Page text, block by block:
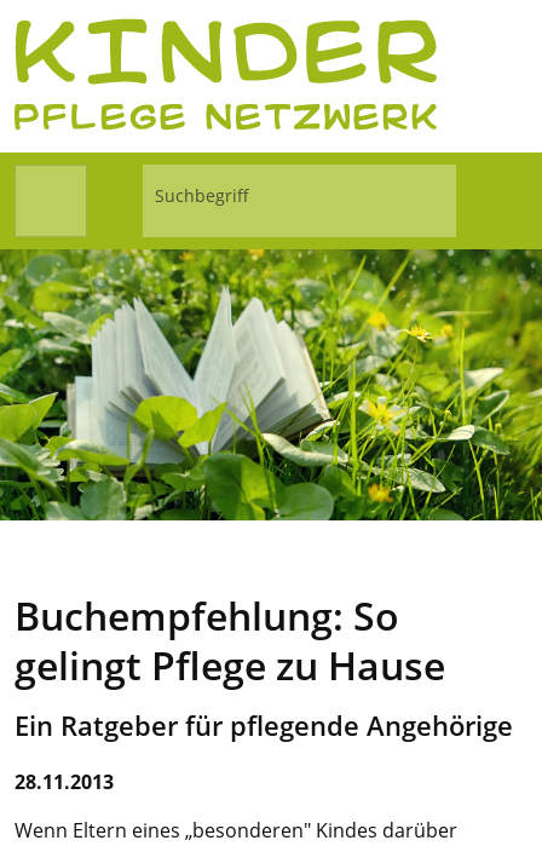
Buchempfehlung: So
gelingt Pflege zu Hause
Ein Ratgeber für pflegende Angehörige
28.11.2013
Wenn Eltern eines „besonderen" Kindes darüber